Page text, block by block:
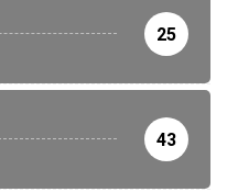
25
43